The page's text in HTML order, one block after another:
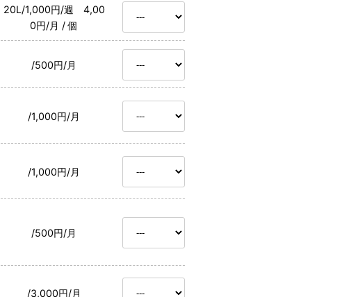
20L/1,000円/週 4,00
0円/月 / 個
/500円/月
/1,000円/月
/1,000円/月
/500円/月
/3,000円/月